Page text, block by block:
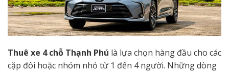
Thuê xe 4 chỗ Thạnh Phú là lựa chọn hàng đầu cho các
cặp đôi hoặc nhóm nhỏ từ 1 đến 4 người. Những dòng